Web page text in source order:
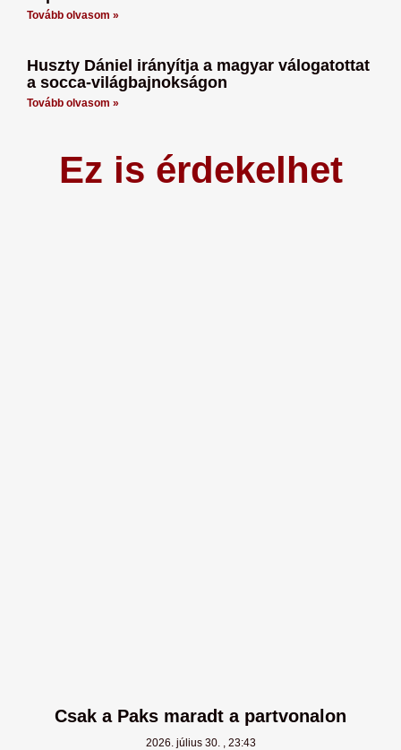
Tovább olvasom »
Huszty Dániel irányítja a magyar válogatottat
a socca-világbajnokságon
Tovább olvasom »
Ez is érdekelhet
Csak a Paks maradt a partvonalon
2026. július 30. 23:43